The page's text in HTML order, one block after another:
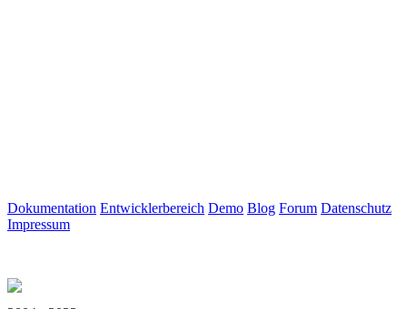
Dokumentation Entwicklerbereich Demo Blog Forum Datenschutz
Impressum